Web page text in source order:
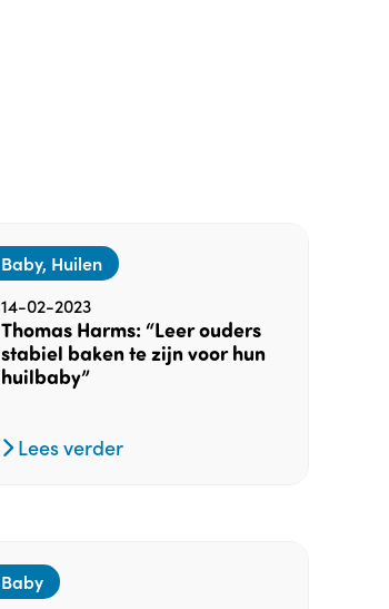
Baby, Huilen
14-02-2023
Thomas Harms: “Leer ouders
stabiel baken te zijn voor hun
huilbaby”
Lees verder
Baby